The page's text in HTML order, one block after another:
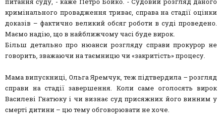
кримінального провадження триває, справа на стадії оцінки
доказів – фактично великий обсяг роботи в суді проведено.
Маємо надію, що в найближчому часі буде вирок.
Більш детально про нюанси розгляду справи прокурор не
говорить, зважаючи на таємницю чи «закритість» процесу.
Мама випускниці, Ольга Яремчук, теж підтвердила – розгляд
справи на стадії завершення. Коли саме оголосять вирок
Василеві Гнатюку і чи визнає суд присяжних його винним у
смерті дитини – цю тему обговорювати не хоче.